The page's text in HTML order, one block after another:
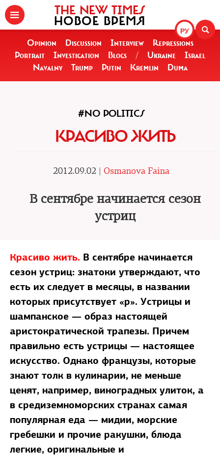
РУ
THE NEW TIMES
НОВОЕ ВРЕМЯ
Opinion Discussion Interview
Repressions
Portrait
Investigation Blogs / Ukraine
Israel
Navalny
Trump Putin Kremlin Duma
#NO POLITICS
КРАСИВО ЖИТЬ
2012.09.02 | Osmanova Faina
В сентябре начинается сезон
устриц
Красиво жить. В сентябре начинается
сезон устриц: знатоки утверждают, что
есть их следует в месяцы, в названии
которых присутствует «р». Устрицы и
шампанское — образ настоящей
аристократической трапезы. Причем
правильно есть устрицы — настоящее
искусство. Однако французы, которые
знают толк в кулинарии, не меньше
ценят, например, виноградных улиток, а
в средиземноморских странах самая
популярная еда — мидии, морские
гребешки и прочие ракушки, блюда
легкие, оригинальные и